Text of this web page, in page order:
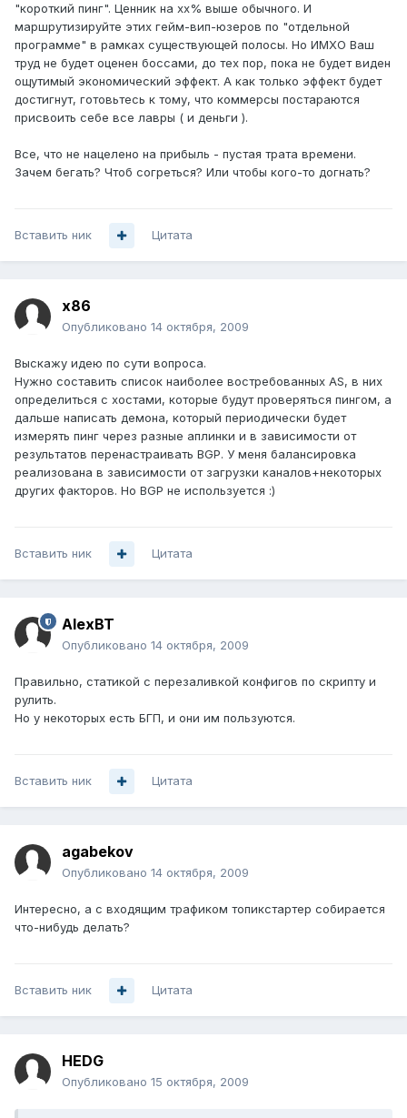
"короткий пинг". Ценник на хх% выше обычного. И
маршрутизируйте этих гейм-вип-юзеров по "отдельной
программе" в рамках существующей полосы. Но ИМХО Ваш
труд не будет оценен боссами, до тех пор, пока не будет виден
ощутимый экономический эффект. А как только эффект будет
достигнут, готовьтесь к тому, что коммерсы постараются
присвоить себе все лавры ( и деньги ).
Все, что не нацелено на прибыль - пустая трата времени.
Зачем бегать? Чтоб согреться? Или чтобы кого-то догнать?
Вставить ник Цитата
x86
Опубликовано 14 октября, 2009
Выскажу идею по сути вопроса.
Нужно составить список наиболее востребованных AS, в них
определиться с хостами, которые будут проверяться пингом, а
дальше написать демона, который периодически будет
измерять пинг через разные аплинки и в зависимости от
результатов перенастраивать BGP. У меня балансировка
реализована в зависимости от загрузки каналов+некоторых
других факторов. Но BGP не используется :)
Вставить ник Цитата
AlexBT
Опубликовано 14 октября, 2009
Правильно, статикой с перезаливкой конфигов по скрипту и
рулить.
Но у некоторых есть БГП, и они им пользуются.
Вставить ник Цитата
agabekov
Опубликовано 14 октября, 2009
Интересно, а с входящим трафиком топикстартер собирается
что-нибудь делать?
Вставить ник Цитата
HEDG
Опубликовано 15 октября, 2009